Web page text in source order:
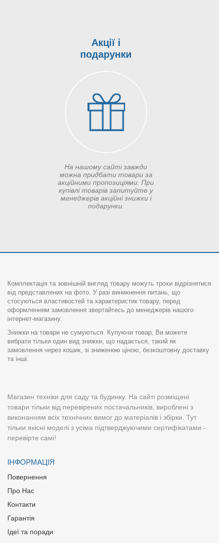
Акції і
подарунки
На нашому сайті завжди
можна придбати товари за
акційними пропозиціями. При
купівлі товарів запитуйте у
менеджерів акційні знижки і
подарунки.
Комплектація та зовнішній вигляд товару можуть трохи відрізнятися
від представлених на фото. У разі виникнення питань, що
стосуються властивостей та характеристик товару, перед
оформленням замовлення звертайтесь до менеджерів нашого
інтернет-магазину.
Знижки на товари не сумуються. Купуючи товар, Ви можете
вибрати тільки один вид знижки, що надається, такий як
замовлення через кошик, зі зниженою ціною, безкоштовну доставку
та інші.
Магазин техніки для саду та будинку. На сайті розміщені
товари тільки від перевірених постачальників, вироблені з
виконанням всіх технічних вимог до матеріалів і збірки. Тут
тільки якісні моделі з усіма підтверджуючими сертифікатами -
перевірте самі!
ІНФОРМАЦІЯ
Повернення
Про Нас
Контакти
Гарантія
Ідеї та поради